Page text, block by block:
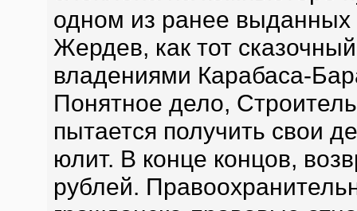
одном из ранее выданных
Жердев, как тот
владениями Карабаса-
Понятное дело,
пытается получить свои
юлит. В конце концов,
рублей.